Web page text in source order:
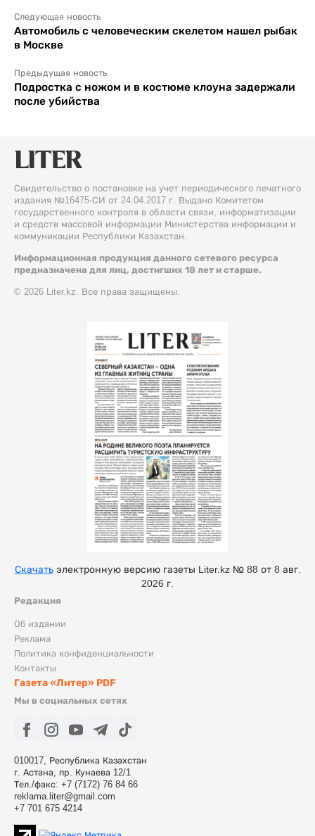
Следующая новость
Автомобиль с человеческим скелетом нашел рыбак
в Москве
Предыдущая новость
Подростка с ножом и в костюме клоуна задержали
после убийства
Свидетельство о постановке на учет периодического печатного
издания №16475-СИ от 24.04.2017 г. Выдано Комитетом
государственного контроля в области связи, информатизации
и средств массовой информации Министерства информации и
коммуникации Республики Казахстан.
Информационная продукция данного сетевого ресурса
предназначена для лиц, достигших 18 лет и старше.
© 2026 Liter.kz. Все права защищены.
Редакция
Об издании
Реклама
Политика конфиденциальности
Контакты
Газета «Литер» PDF
Мы в социальных сетях
010017, Республика Казахстан
г. Астана, пр. Кунаева 12/1
Тел./факс: +7 (7172) 76 84 66
reklama.liter@gmail.com
+7 701 675 4214
Скачатьэлектронную версию газеты Liter.kz № 88 от 8 авг.
2026 г.